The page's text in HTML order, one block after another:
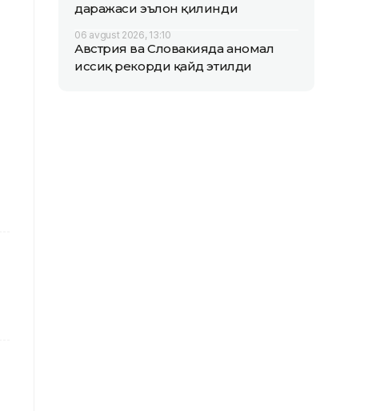
даражаси эълон қилинди
06 avgust 2026, 13:10
Австрия ва Словакияда аномал
иссиқ рекорди қайд этилди